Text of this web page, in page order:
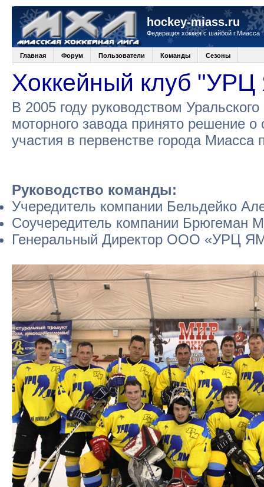
hockey-miass.ru
Федерация хоккея с шайбой г.Миасса
Главная Форум Пользователи Команды Сезоны
Хоккейный клуб
В 2005 году руководством
моторного завода принято решение
участия в первенстве города
Руководство команды:
Учередитель компании Бельдейко
Соучередитель компании Брюгеман
Генеральный Директор ООО «УРЦ